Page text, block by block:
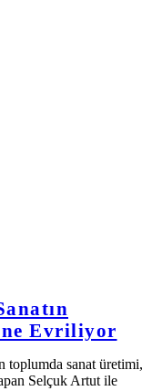
Evriliyor
toplumda sanat üretimi,
Selçuk Artut ile